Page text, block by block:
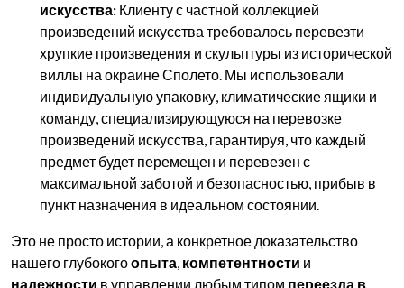
искусства: Клиенту с частной коллекцией
произведений искусства требовалось перевезти
хрупкие произведения и скульптуры из исторической
виллы на окраине Сполето. Мы использовали
индивидуальную упаковку, климатические ящики и
команду, специализирующуюся на перевозке
произведений искусства, гарантируя, что каждый
предмет будет перемещен и перевезен с
максимальной заботой и безопасностью, прибыв в
пункт назначения в идеальном состоянии.
Это не просто истории, а конкретное доказательство
нашего глубокогоопыта, компетентности и
надежности в управлении любым типом переезда в